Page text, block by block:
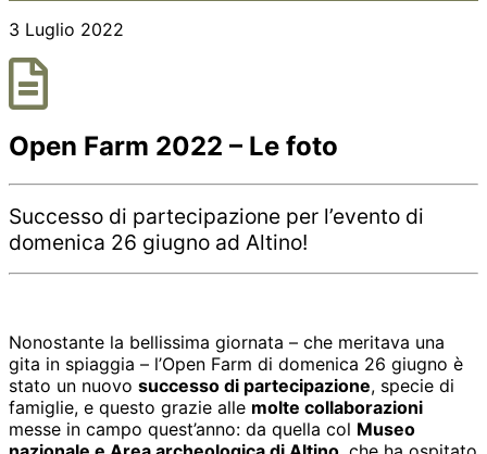
3 Luglio 2022
Open Farm 2022 – Le foto
Successo di partecipazione per l’evento di
domenica 26 giugno ad Altino!
Nonostante la bellissima giornata – che meritava una
gita in spiaggia – l’Open Farm di domenica 26 giugno è
stato un nuovo successo di partecipazione, specie di
famiglie, e questo grazie alle molte collaborazioni
messe in campo quest’anno: da quella col Museo